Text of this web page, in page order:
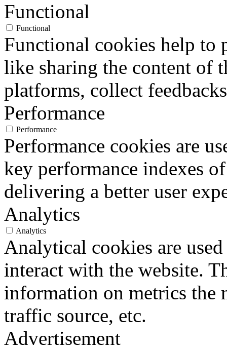
Functional
Functional
Functional cookies help to
like sharing the content of
platforms, collect
Performance
Performance
Performance cookies are
key performance indexes
delivering a better user
Analytics
Analytics
Analytical cookies are
interact with the website.
information on metrics the
traffic source, etc.
Advertisement